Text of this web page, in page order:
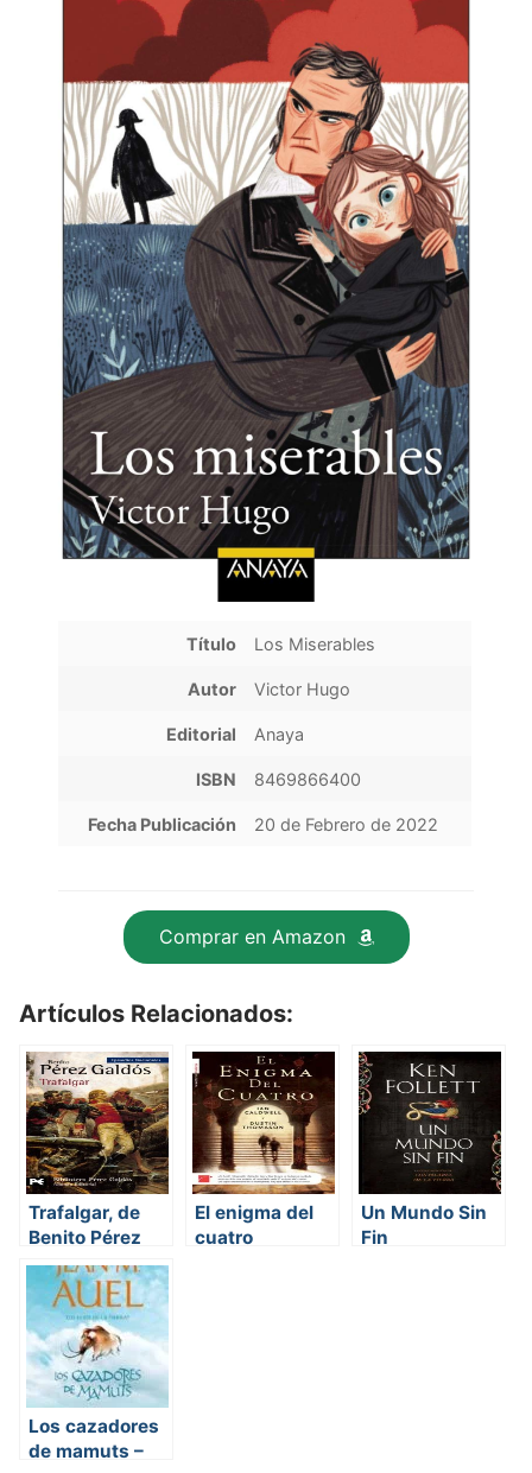
Título Los Miserables
Autor Victor Hugo
Editorial Anaya
ISBN 8469866400
Fecha Publicación 20 de Febrero de 2022
Comprar en Amazon
Artículos Relacionados:
Trafalgar, de
Benito Pérez
Galdós
El enigma del
cuatro
Un Mundo Sin
Fin
Los cazadores
de mamuts –